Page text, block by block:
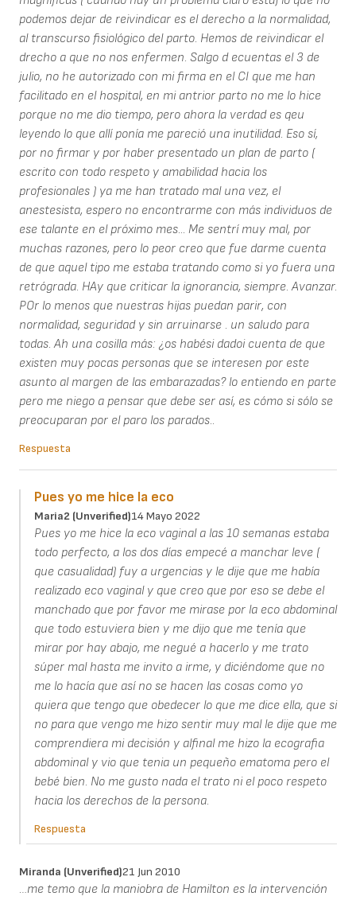
podemos dejar de reivindicar es el derecho a la normalidad,
al transcurso fisiológico del parto. Hemos de reivindicar el
drecho a que no nos enfermen. Salgo d ecuentas el 3 de
julio, no he autorizado con mi firma en el CI que me han
facilitado en el hospital, en mi antrior parto no me lo hice
porque no me dio tiempo, pero ahora la verdad es qeu
leyendo lo que allí ponía me pareció una inutilidad. Eso sí,
por no firmar y por haber presentado un plan de parto (
escrito con todo respeto y amabilidad hacia los
profesionales ) ya me han tratado mal una vez, el
anestesista, espero no encontrarme con más individuos de
ese talante en el próximo mes... Me sentrí muy mal, por
muchas razones, pero lo peor creo que fue darme cuenta
de que aquel tipo me estaba tratando como si yo fuera una
retrógrada. HAy que criticar la ignorancia, siempre. Avanzar.
POr lo menos que nuestras hijas puedan parir, con
normalidad, seguridad y sin arruinarse . un saludo para
todas. Ah una cosilla más: ¿os habési dadoi cuenta de que
existen muy pocas personas que se interesen por este
asunto al margen de las embarazadas? lo entiendo en parte
pero me niego a pensar que debe ser así, es cómo si sólo se
preocuparan por el paro los parados..
Respuesta
Pues yo me hice la eco
Maria2 (unverified)14 Mayo 2022
Pues yo me hice la eco vaginal a las 10 semanas estaba
todo perfecto, a los dos días empecé a manchar leve (
que casualidad) fuy a urgencias y le dije que me había
realizado eco vaginal y que creo que por eso se debe el
manchado que por favor me mirase por la eco abdominal
que todo estuviera bien y me dijo que me tenía que
mirar por hay abajo, me negué a hacerlo y me trato
súper mal hasta me invito a irme, y diciéndome que no
me lo hacía que así no se hacen las cosas como yo
quiera que tengo que obedecer lo que me dice ella, que si
no para que vengo me hizo sentir muy mal le dije que me
comprendiera mi decisión y alfinal me hizo la ecografia
abdominal y vio que tenia un pequeño ematoma pero el
bebé bien. No me gusto nada el trato ni el poco respeto
hacia los derechos de la persona.
Respuesta
Miranda (unverified)21 Jun 2010
…me temo que la maniobra de Hamilton es la intervención